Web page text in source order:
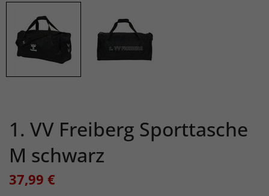
1. VV Freiberg Sporttasche
M schwarz
37,99 €